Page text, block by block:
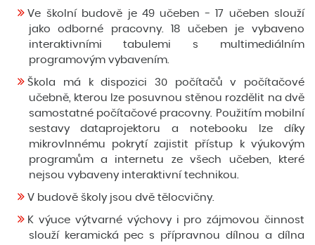
Ve školní budově je 49 učeben - 17 učeben slouží
jako odborné pracovny. 18 učeben je vybaveno
interaktivními tabulemi s multimediálním
programovým vybavením.
Škola má k dispozici 30 počítačů v počítačové
učebně, kterou lze posuvnou stěnou rozdělit na dvě
samostatné počítačové pracovny. Použitím mobilní
sestavy dataprojektoru a notebooku lze díky
mikrovlnnému pokrytí zajistit přístup k výukovým
programům a internetu ze všech učeben, které
nejsou vybaveny interaktivní technikou.
V budově školy jsou dvě tělocvičny.
K výuce výtvarné výchovy i pro zájmovou činnost
slouží keramická pec s přípravnou dílnou a dílna